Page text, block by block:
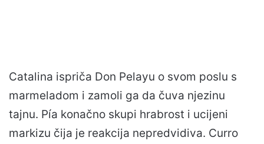
Catalina ispriča Don Pelayu o svom poslu s
marmeladom i zamoli ga da čuva njezinu
tajnu. Pía konačno skupi hrabrost i ucijeni
markizu čija je reakcija nepredvidiva. Curro